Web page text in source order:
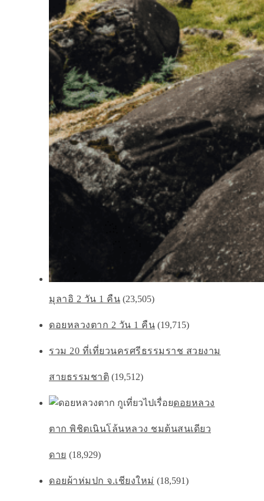
มุลาอิ 2 วัน 1 คืน (23,505)
ดอยหลวงตาก 2 วัน 1 คืน (19,715)
รวม 20 ที่เที่ยวนครศรีธรรมราช สวยงาม
สายธรรมชาติ (19,512)
ดอยหลวง
ตาก พิชิตเนินโล้นหลวง ชมต้นสนเดียว
ดาย (18,929)
ดอยผ้าห่มปก จ.เชียงใหม่ (18,591)